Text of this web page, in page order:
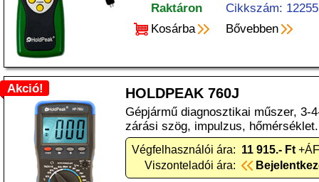
Raktáron
Cikkszám:
Kosárba
Bővebben
Akció! HOLDPEAK 760J
Gépjármű diagnosztikai műszer, 3-
zárási szög, impulzus, hőmérséklet.
Végfelhasználói ára: 11 915.- Ft
Viszonteladói ára: